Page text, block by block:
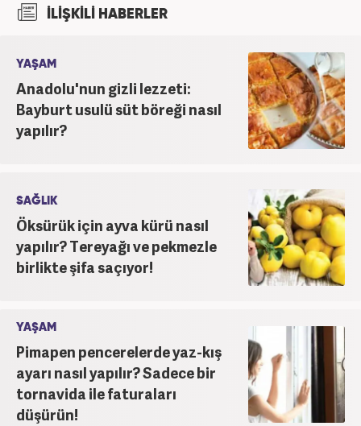
bağlı Haber7.com bünyesinde ‘SEO Editörü’
İLİŞKİLİ HABERLER
YAŞAM
Anadolu'nun gizli lezzeti:
Bayburt usulü süt böreği nasıl
yapılır?
SAĞLIK
Öksürük için ayva kürü nasıl
yapılır? Tereyağı ve pekmezle
birlikte şifa saçıyor!
YAŞAM
Pimapen pencerelerde yaz-kış
ayarı nasıl yapılır? Sadece bir
tornavida ile faturaları
düşürün!